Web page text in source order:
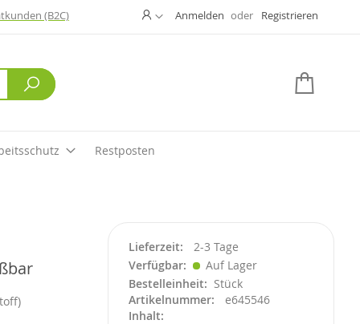
(B2C) ÄndernAnmelden Registrieren
Suche
Restposten
Lieferzeit
2-3 Tage
Verfügbar
Auf Lager
Bestelleinheit
Stück
Artikelnummer
e645546
Inhalt